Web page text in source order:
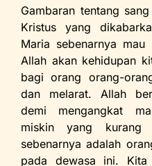
Gambaran tentang
Kristus yang
Maria sebenarnya mau
Allah akan kehidupan
bagi orang orang-
dan melarat. Allah
demi mengangkat
miskin yang kurang
sebenarnya adalah
pada dewasa ini. Kita